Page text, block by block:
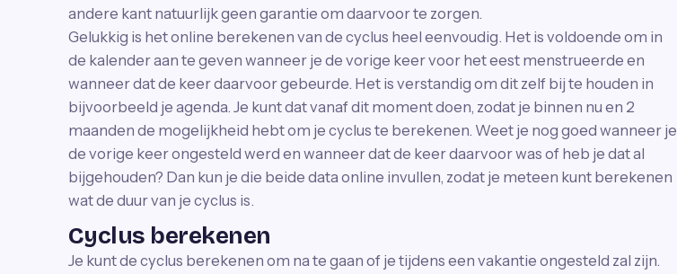
andere kant natuurlijk geen garantie om daarvoor te zorgen.
Gelukkig is het online berekenen van de cyclus heel eenvoudig. Het is voldoende om in
de kalender aan te geven wanneer je de vorige keer voor het eest menstrueerde en
wanneer dat de keer daarvoor gebeurde. Het is verstandig om dit zelf bij te houden in
bijvoorbeeld je agenda. Je kunt dat vanaf dit moment doen, zodat je binnen nu en 2
maanden de mogelijkheid hebt om je cyclus te berekenen. Weet je nog goed wanneer je
de vorige keer ongesteld werd en wanneer dat de keer daarvoor was of heb je dat al
bijgehouden? Dan kun je die beide data online invullen, zodat je meteen kunt berekenen
wat de duur van je cyclus is.
Cyclus berekenen
Je kunt de cyclus berekenen om na te gaan of je tijdens een vakantie ongesteld zal zijn.